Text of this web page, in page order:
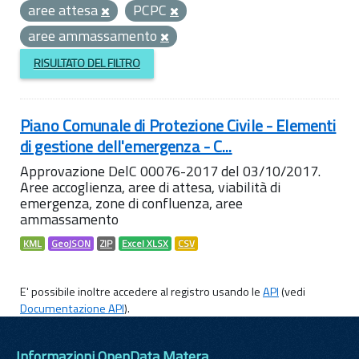
aree attesa
PCPC
aree ammassamento
RISULTATO DEL FILTRO
Piano Comunale di Protezione Civile - Elementi
di gestione dell'emergenza - C...
Approvazione DelC 00076-2017 del 03/10/2017.
Aree accoglienza, aree di attesa, viabilità di
emergenza, zone di confluenza, aree
ammassamento
KML GeoJSON ZIP Excel XLSX CSV
E' possibile inoltre accedere al registro usando leAPI(vedi
Documentazione API).